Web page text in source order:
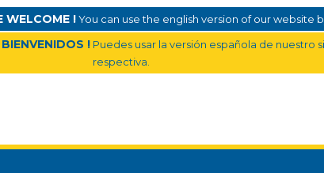
WELCOME !You can use the english version of our website
! Puedes usar la versión española de nuestro
respectiva.